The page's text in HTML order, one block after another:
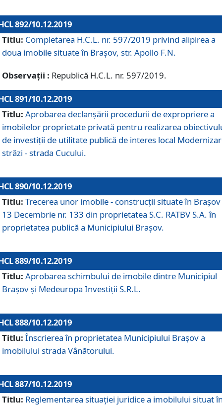
892/10.12.2019
Titlu: Completarea H.C.L. nr. 597/2019 privind alipirea a
doua imobile situate în Brașov, str. Apollo F.N.
Observații : Republică H.C.L. nr. 597/2019.
891/10.12.2019
Titlu: Aprobarea declanșării procedurii de expropriere a
imobilelor proprietate privată pentru realizarea
de investiții de utilitate publică de interes local
străzi - strada Cucului.
890/10.12.2019
Titlu: Trecerea unor imobile - construcții situate în Brașov
13 Decembrie nr. 133 din proprietatea S.C. RATBV S.A. în
proprietatea publică a Municipiului Brașov.
889/10.12.2019
Titlu: Aprobarea schimbului de imobile dintre Municipiul
Brașov și Medeuropa Investiții S.R.L.
888/10.12.2019
Titlu: Înscrierea în proprietatea Municipiului Braşov a
imobilului strada Vânătorului.
887/10.12.2019
Titlu: Reglementarea situației juridice a imobilului situat